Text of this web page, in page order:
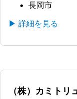
長岡市
▶ 詳細を見る
（株）カミトリ